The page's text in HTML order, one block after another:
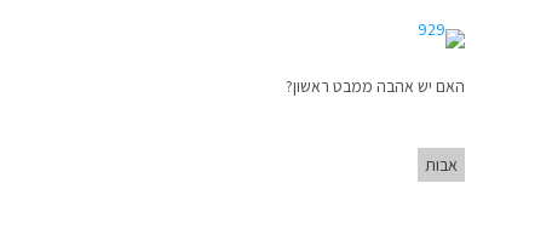
האם יש אהבה ממבט ראשון?
אבות